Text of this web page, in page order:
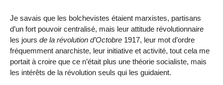
Je savais que les bolchevistes étaient marxistes, partisans
d’un fort pouvoir centralisé, mais leur attitude révolutionnaire
les jours de la révolution d’Octobre 1917, leur mot d’ordre
fréquemment anarchiste, leur initiative et activité, tout cela me
portait à croire que ce n’était plus une théorie socialiste, mais
les intérêts de la révolution seuls qui les guidaient.